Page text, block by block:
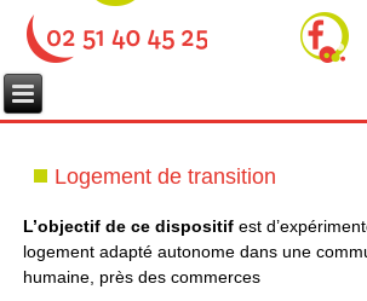
Logement de transition
L’objectif de ce dispositif est
logement adapté autonome dans une
humaine, près des commerces